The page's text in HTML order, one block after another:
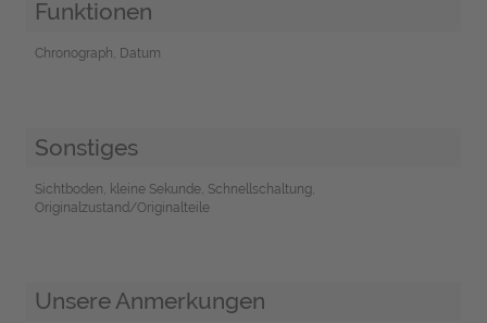
Funktionen
Chronograph, Datum
Sonstiges
Sichtboden, kleine Sekunde, Schnellschaltung,
Originalzustand/Originalteile
Unsere Anmerkungen